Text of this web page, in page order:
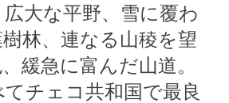
大な平野、雪に覆わ
林、連なる山稜を望
緩急に富んだ山道。
チェコ共和国で最良